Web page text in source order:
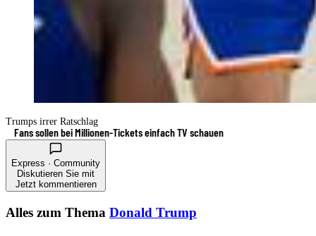
Trumps irrer Ratschlag
Fans sollen bei Millionen-Tickets einfach TV schauen
Express · Community
Diskutieren Sie mit
Jetzt kommentieren
Alles zum Thema Donald Trump